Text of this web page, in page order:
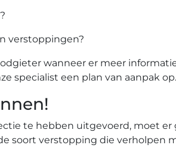
verstoppingen?
wanneer er meer
specialist een plan van aanpak op.
te hebben uitgevoerd, moet
soort verstopping die